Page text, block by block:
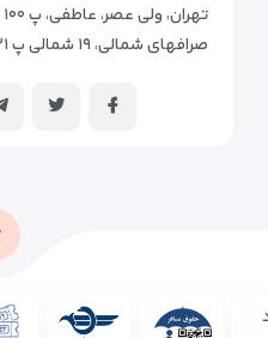
صرافهای شمالی، ۱۹ شمالی پ ۲۱